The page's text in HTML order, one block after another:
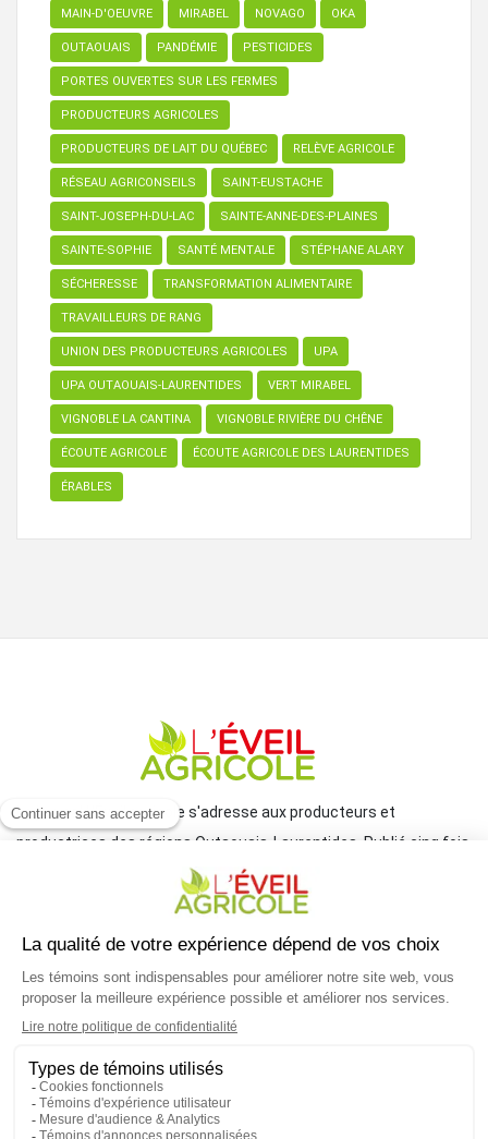
MAIN-D'OEUVRE MIRABEL NOVAGO OKA
OUTAOUAIS PANDÉMIE PESTICIDES
PORTES OUVERTES SUR LES FERMES
PRODUCTEURS AGRICOLES
PRODUCTEURS DE LAIT DU QUÉBEC RELÈVE AGRICOLE
RÉSEAU AGRICONSEILS SAINT-EUSTACHE
SAINT-JOSEPH-DU-LAC SAINTE-ANNE-DES-PLAINES
SAINTE-SOPHIE SANTÉ MENTALE STÉPHANE ALARY
SÉCHERESSE TRANSFORMATION ALIMENTAIRE
TRAVAILLEURS DE RANG
UNION DES PRODUCTEURS AGRICOLES UPA
UPA OUTAOUAIS-LAURENTIDES VERT MIRABEL
VIGNOBLE LA CANTINA VIGNOBLE RIVIÈRE DU CHÊNE
ÉCOUTE AGRICOLE ÉCOUTE AGRICOLE DES LAURENTIDES
ÉRABLES
Le journal L'Éveil agricole s'adresse aux producteurs et
productrices des régions Outaouais-Laurentides. Publié cinq fois
par année par le Groupe JCL, il traite de l'actualité et des grands
enjeux reliés à l'agriculture.
COORDONNÉES
mlemay@groupejcl.ca
450 472-3440, poste 250
UNE INITIATIVE DU